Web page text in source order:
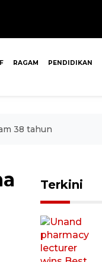
RAGAM PENDIDIKAN
38 tahun
Terkini